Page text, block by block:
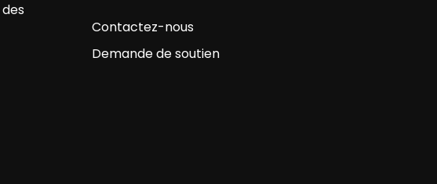
Contactez-nous
Demande de soutien